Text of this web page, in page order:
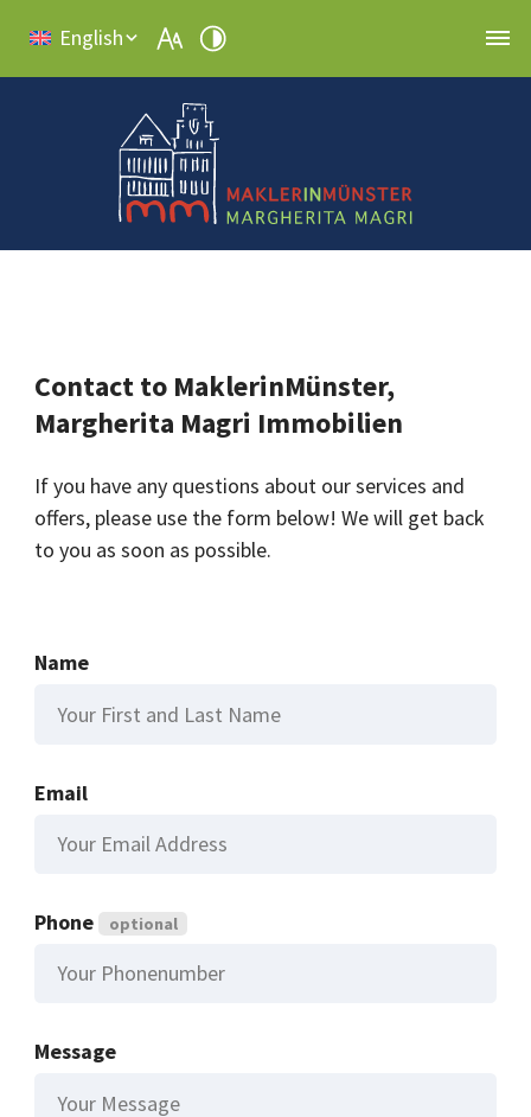
English
Contact to MaklerinMünster,
Margherita Magri Immobilien
If you have any questions about our services and
offers, please use the form below! We will get back
to you as soon as possible.
Name
Email
Phone optional
Message